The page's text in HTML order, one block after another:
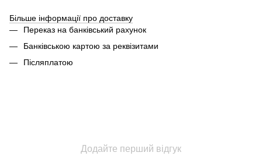
Більше інформації про доставку
Переказ на банківський рахунок
Банківською картою за реквізитами
Післяплатою
Додайте перший відгук